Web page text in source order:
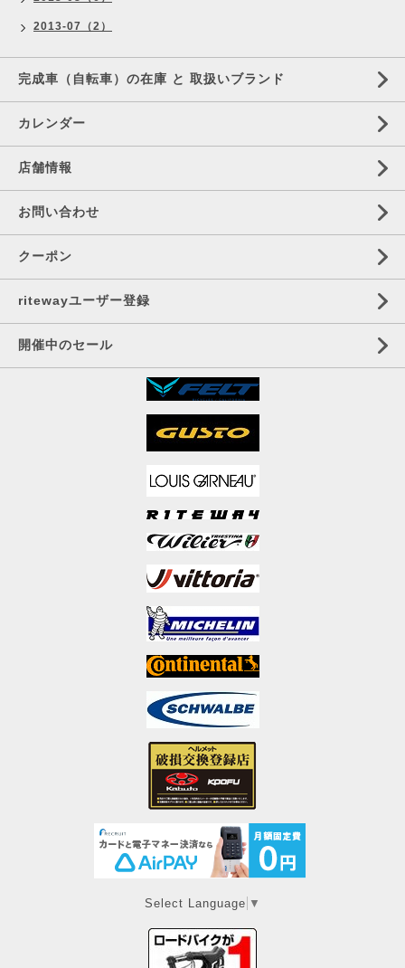
2013-07（2）
完成車（自転車）の在庫 と 取扱いブランド
カレンダー
店舗情報
お問い合わせ
クーポン
ritewayユーザー登録
開催中のセール
Select Language ▼